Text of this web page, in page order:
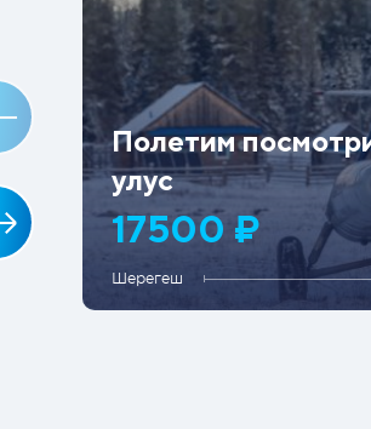
Полетим
улус
17500 ₽
Шерегеш